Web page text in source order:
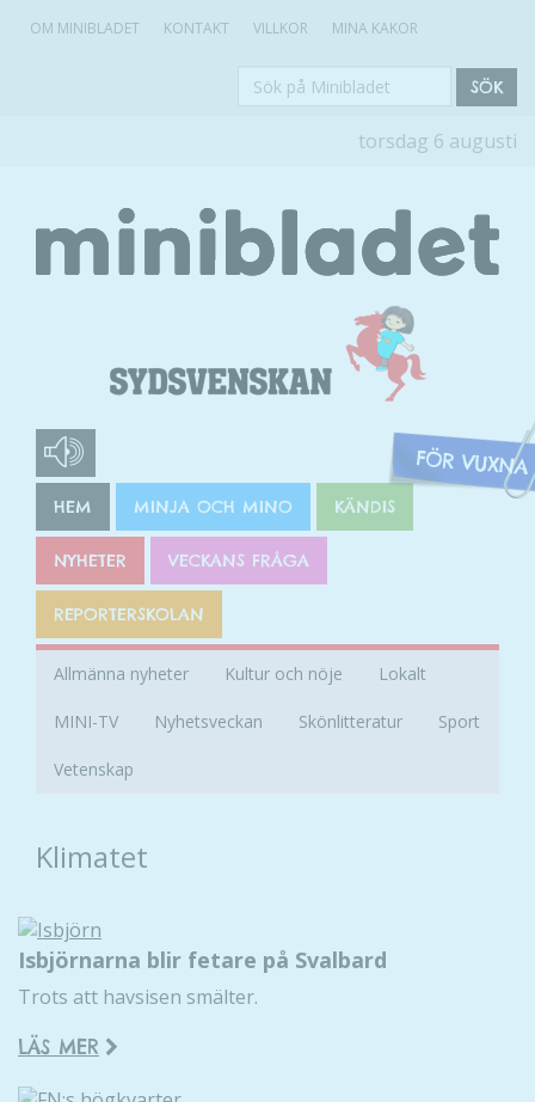
OM MINIBLADET KONTAKT VILLKOR MINA KAKOR
Sök
SÖK
torsdag 6 augusti
HEM MINJA OCH MINO KÄNDIS
NYHETER VECKANS FRÅGA
REPORTERSKOLAN
Allmänna nyheter Kultur och nöje Lokalt
MINI-TV Nyhetsveckan Skönlitteratur Sport
Vetenskap
Klimatet
Isbjörnarna blir fetare på Svalbard
Trots att havsisen smälter.
LÄS MER